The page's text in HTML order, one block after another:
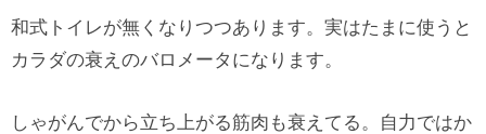
和式トイレが無くなりつつあります。実はたまに使うと
カラダの衰えのバロメータになります。
しゃがんでから立ち上がる筋肉も衰えてる。自力ではか